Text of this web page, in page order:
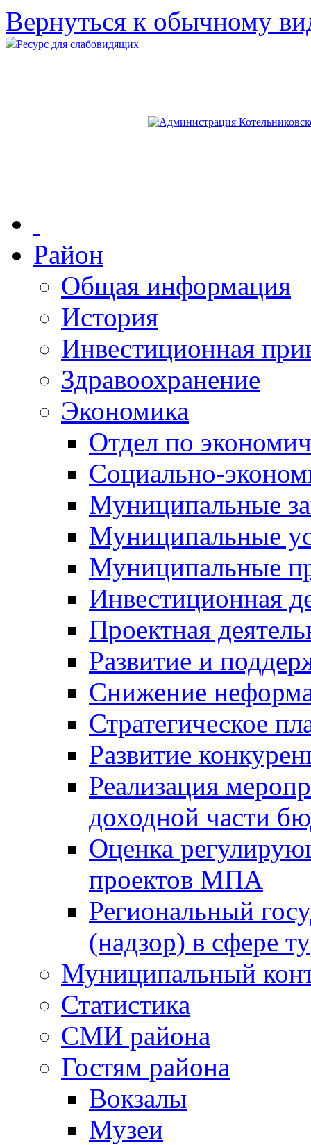
Вернуться к обычному
Ресурс для слабовидящих
Район
Общая информация
История
Инвестиционная
Здравоохранение
Экономика
Отдел по
Социально-
Муниципальные
Муниципальные
Муниципальные
Инвестиционная
Проектная
Развитие и
Снижение
Стратегическое
Развитие
Реализация
доходной части
Оценка
проектов МПА
Региональный
(надзор) в сфере
Муниципальный
Статистика
СМИ района
Гостям района
Вокзалы
Музеи